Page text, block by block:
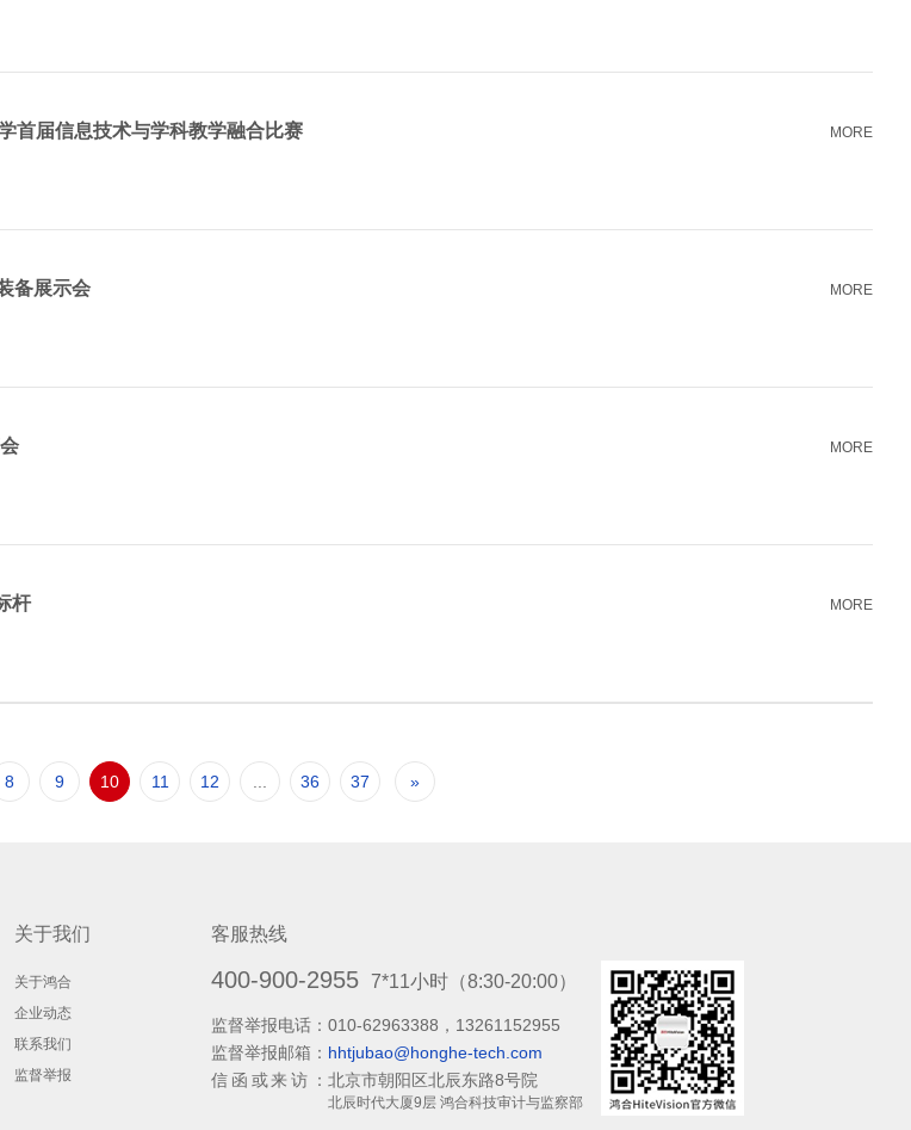
首届信息技术与学科教学融合比赛 MORE
备展示会 MORE
MORE
杆 MORE
8 9 10 11 12 36 37 »
关于我们
关于鸿合
企业动态
联系我们
监督举报
客服热线
400-900-2955 7*11小时（8:30-20:00）
监督举报电话： 010-62963388，13261152955
监督举报邮箱： hhtjubao@honghe-tech.com
信函或来访： 北京市朝阳区北辰东路8号院
北辰时代大厦9层 鸿合科技审计与监察部